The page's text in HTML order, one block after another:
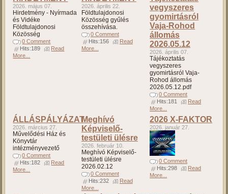
2026. május 07.
Hirdetmény - Nyírmada
és Vidéke
Földtulajdonosi
Közösség
0 Comment
Hits:189
Read
More...
2026. április 22.
Földtulajdonosi
Közösség gyűlés
összehívása.
0 Comment
Hits:156
Read
More...
vegyszeres
gyomirtásról
Vaja-Rohod
állomás
2026.05.12
2026. április 07.
Tájékoztatás
vegyszeres
gyomirtásról Vaja-
Rohod állomás
2026.05.12.pdf
0 Comment
Hits:181
Read
More...
ÁLLÁSPÁLYÁZAT
2026. március 27.
Művelődési Ház és
Könyvtár
intézményvezető
0 Comment
Hits:182
Read
More...
Meghívó
Képviselő-
testületi ülésre
2026. február 10.
Meghívó Képviselő-
testületi ülésre
2026.02.12
0 Comment
Hits:232
Read
More...
2026 X-FAKTOR
2026. január 27.
0 Comment
Hits:298
Read
More...